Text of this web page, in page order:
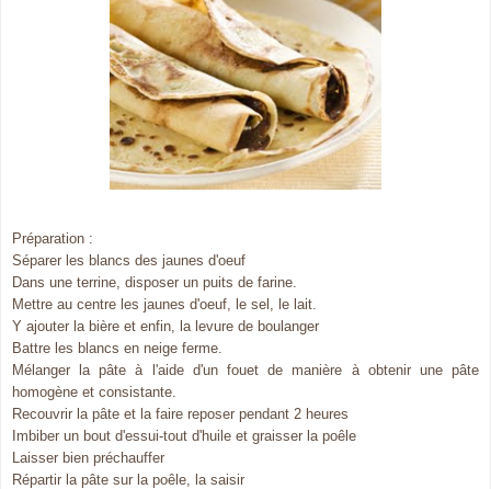
Préparation :
Séparer les blancs des jaunes d'oeuf
Dans une terrine, disposer un puits de farine.
Mettre au centre les jaunes d'oeuf, le sel, le lait.
Y ajouter la bière et enfin, la levure de boulanger
Battre les blancs en neige ferme.
Mélanger la pâte à l'aide d'un fouet de manière à obtenir une pâte
homogène et consistante.
Recouvrir la pâte et la faire reposer pendant 2 heures
Imbiber un bout d'essui-tout d'huile et graisser la poêle
Laisser bien préchauffer
Répartir la pâte sur la poêle, la saisir